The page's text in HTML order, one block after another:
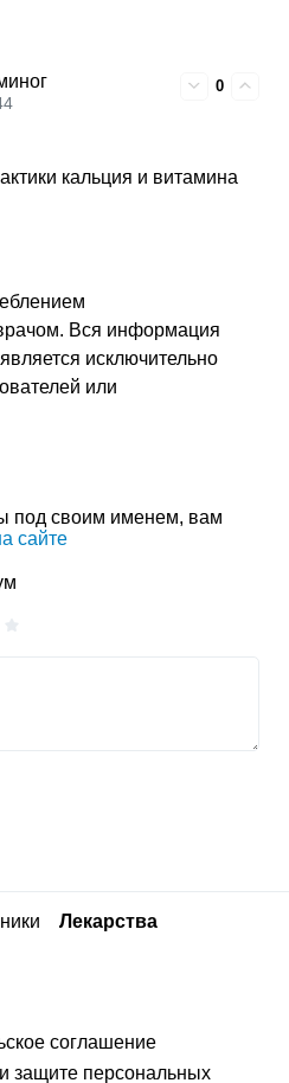
0
кальция и витамина
Вся информация
исключительно
или
под своим именем, вам
сайте
Лекарства
соглашение
защите персональных